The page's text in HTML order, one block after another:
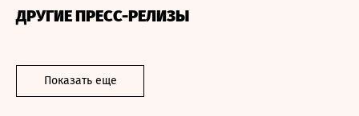
ДРУГИЕ ПРЕСС-РЕЛИЗЫ
Показать еще